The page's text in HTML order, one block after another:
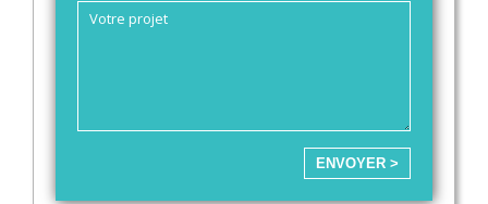
ENVOYER >